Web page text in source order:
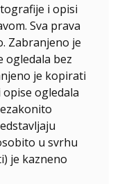
i opisi
Sva prava
Zabranjeno je
ogledala bez
je kopirati
ogledala
u svrhu
je kazneno